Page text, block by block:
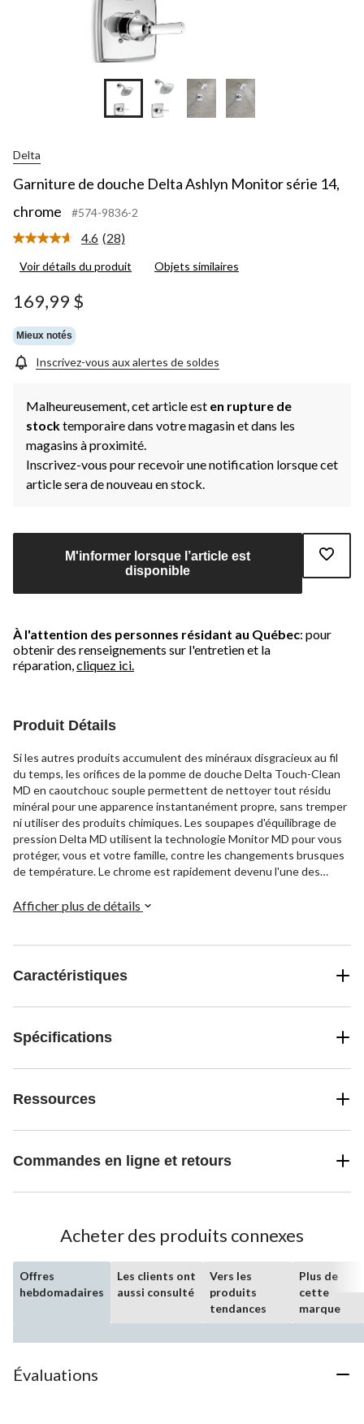
Delta
Garniture de douche Delta Ashlyn Monitor série 14,
chrome
#574-9836-2
4.6 Lire
28
(28)
Voir détails du produit Objets similaires
169,99 $
Mieux notés
Inscrivez-vous aux alertes de soldes
Malheureusement, cet article est en rupture de
stocktemporaire dans votre magasin et dans les
magasins à proximité.
Inscrivez-vous pour recevoir une notification lorsque cet
article sera de nouveau en stock.
M'informer lorsque l’article est
disponible
À l'attention des personnes résidant au Québec: pour
obtenir des renseignements sur l'entretien et la
réparation, cliquez ici.
Produit Détails
Si les autres produits accumulent des minéraux disgracieux au fil
du temps, les orifices de la pomme de douche Delta Touch-Clean
MD en caoutchouc souple permettent de nettoyer tout résidu
minéral pour une apparence instantanément propre, sans tremper
ni utiliser des produits chimiques. Les soupapes d'équilibrage de
pression Delta MD utilisent la technologie Monitor MD pour vous
protéger, vous et votre famille, contre les changements brusques
de température. Le chrome est rapidement devenu l'une des
la salle de bains, grâce à sa brillance étonnante et à sa polyvalence
apporter une touche de nostalgie. Les robinets, douches et
toilettes WaterSense de Delta utilisent au moins 20 % d'eau en
Afficher plus de détails
Caractéristiques
Spécifications
Ressources
Commandes en ligne et retours
Acheter des produits connexes
Offres
hebdomadaires
Les clients ont
aussi consulté
Vers les
produits
tendances
Plus de
cette
marque
Évaluations